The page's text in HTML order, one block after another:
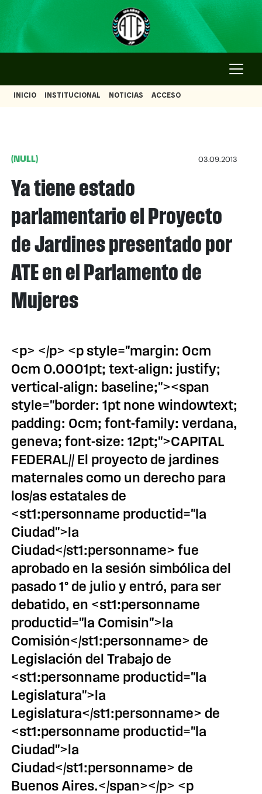
INICIO INSTITUCIONAL NOTICIAS ACCESO
(NULL) 03.09.2013
Ya tiene estado
parlamentario el Proyecto
de Jardines presentado por
ATE en el Parlamento de
Mujeres
<p> </p> <p style="margin: 0cm
0cm 0.0001pt; text-align: justify;
vertical-align: baseline;"><span
style="border: 1pt none windowtext;
padding: 0cm; font-family: verdana,
geneva; font-size: 12pt;">CAPITAL
FEDERAL// El proyecto de jardines
maternales como un derecho para
los/as estatales de
<st1:personname productid="la
Ciudad">la
Ciudad</st1:personname> fue
aprobado en la sesión simbólica del
pasado 1° de julio y entró, para ser
debatido, en <st1:personname
productid="la Comisi￳n">la
Comisión</st1:personname> de
Legislación del Trabajo de
<st1:personname productid="la
Legislatura">la
Legislatura</st1:personname> de
<st1:personname productid="la
Ciudad">la
Ciudad</st1:personname> de
Buenos Aires.</span></p> <p